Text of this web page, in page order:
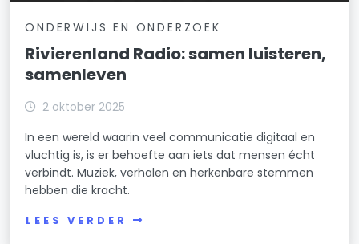
ONDERWIJS EN ONDERZOEK
Rivierenland Radio: samen luisteren,
samenleven
2 oktober 2025
In een wereld waarin veel communicatie digitaal en
vluchtig is, is er behoefte aan iets dat mensen écht
verbindt. Muziek, verhalen en herkenbare stemmen
hebben die kracht.
LEES VERDER